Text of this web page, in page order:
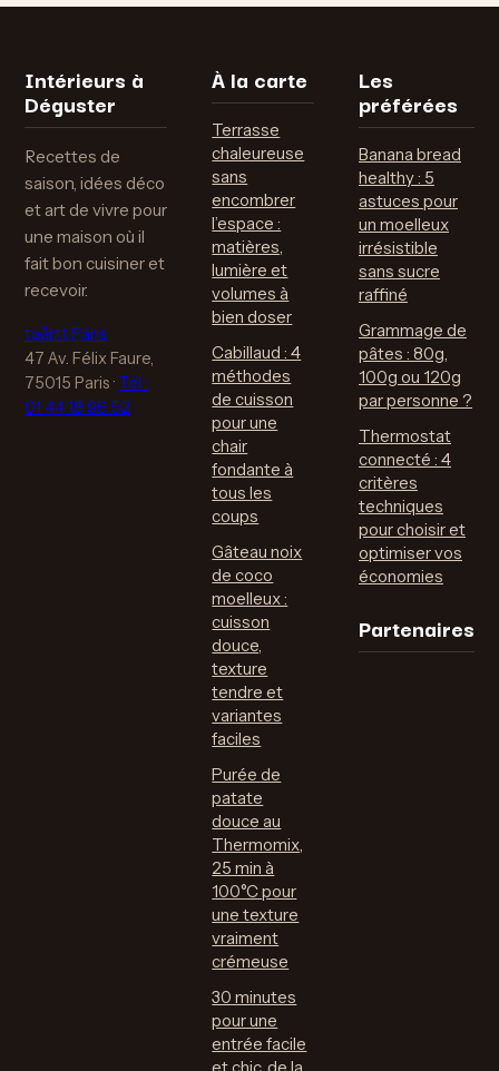
Intérieurs à
Déguster
Recettes de
saison, idées déco
et art de vivre pour
une maison où il
fait bon cuisiner et
recevoir.
taårtt Paris
47 Av. Félix Faure,
75015 Paris · Tél :
01 44 18 96 52
À la carte
Terrasse
chaleureuse
sans
encombrer
l’espace :
matières,
lumière et
volumes à
bien doser
Cabillaud : 4
méthodes
de cuisson
pour une
chair
fondante à
tous les
coups
Gâteau noix
de coco
moelleux :
cuisson
douce,
texture
tendre et
variantes
faciles
Purée de
patate
douce au
Thermomix,
25 min à
100°C pour
une texture
vraiment
crémeuse
30 minutes
pour une
entrée facile
Les
préférées
Banana bread
healthy : 5
astuces pour
un moelleux
irrésistible
sans sucre
raffiné
Grammage de
pâtes : 80g,
100g ou 120g
par personne ?
Thermostat
connecté : 4
critères
techniques
pour choisir et
optimiser vos
économies
Partenaires